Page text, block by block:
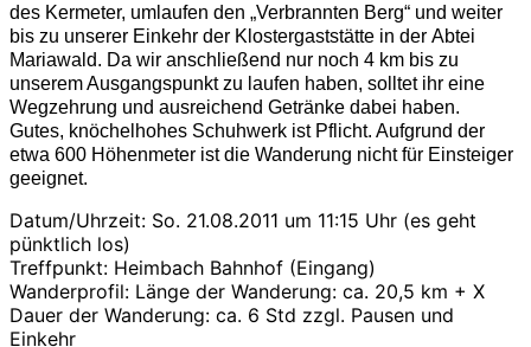
des Kermeter, umlaufen den „Verbrannten Berg“ und weiter
bis zu unserer Einkehr der Klostergaststätte in der Abtei
Mariawald. Da wir anschließend nur noch 4 km bis zu
unserem Ausgangspunkt zu laufen haben, solltet ihr eine
Wegzehrung und ausreichend Getränke dabei haben.
Gutes, knöchelhohes Schuhwerk ist Pflicht. Aufgrund der
etwa 600 Höhenmeter ist die Wanderung nicht für Einsteiger
geeignet.
Datum/Uhrzeit: So. 21.08.2011 um 11:15 Uhr (es geht
pünktlich los)
Treffpunkt: Heimbach Bahnhof (Eingang)
Wanderprofil: Länge der Wanderung: ca. 20,5 km + X
Dauer der Wanderung: ca. 6 Std zzgl. Pausen und
Einkehr